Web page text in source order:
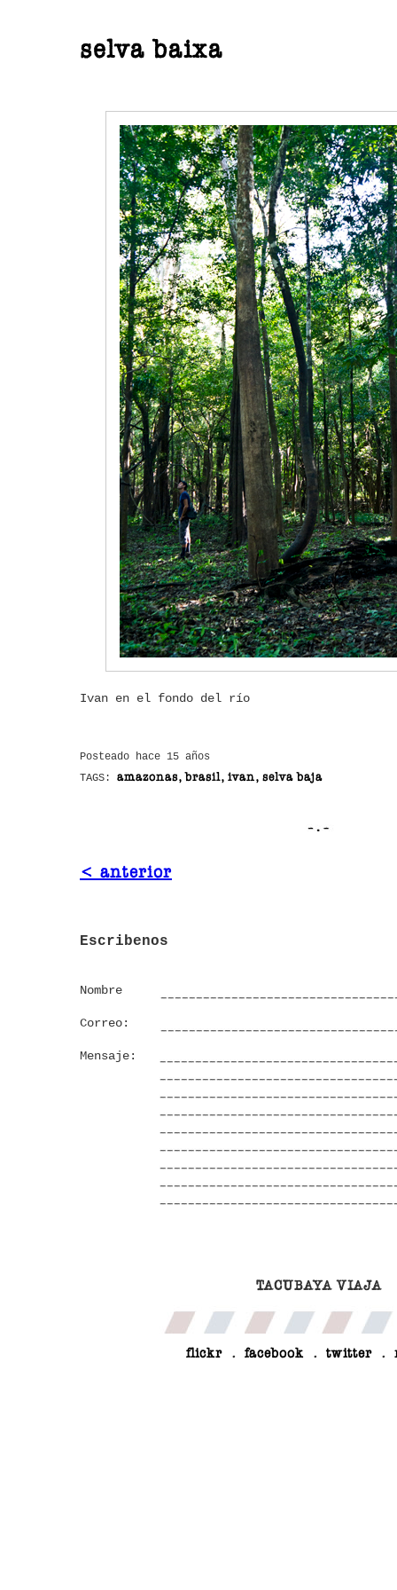
selva baixa
Ivan en el fondo del río
Posteado hace 15 años
TAGS: amazonas, brasil, ivan, selva baja
< anterior
Escribenos
Nombre
Correo:
Mensaje:
TACUBAYA VIAJA
flickr . facebook . twitter .